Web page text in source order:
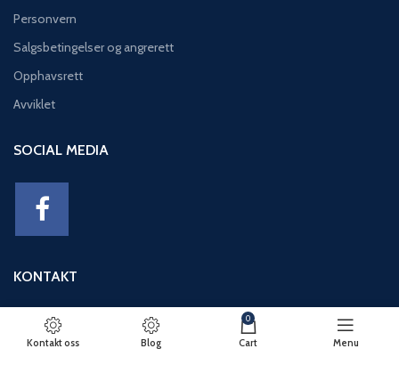
Personvern
Salgsbetingelser og angrerett
Opphavsrett
Avviklet
SOCIAL MEDIA
KONTAKT
Adresse: Eikeviken 49, 5043 BERGEN
Telefon: 95 12 52 30
E-post: basseng@eikeviks.no
Kontakt oss Blog
0
Cart Menu